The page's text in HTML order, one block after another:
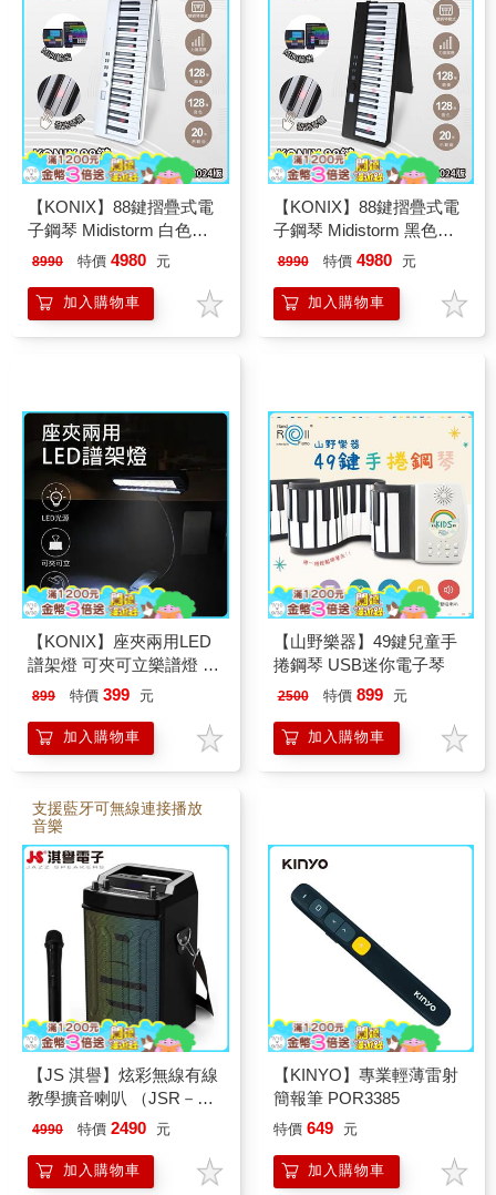
【KONIX】88鍵摺疊式電
子鋼琴 Midistorm 白色款
LED智慧燈光學習 可攜式
鍵盤魔光琴
8990 特價 4980 元
加入購物車
【KONIX】88鍵摺疊式電
子鋼琴 Midistorm 黑色款
LED智慧燈光學習 可攜式
鍵盤魔光琴
8990 特價 4980 元
加入購物車
【KONIX】座夾兩用LED
譜架燈 可夾可立樂譜燈 可
調彎管琴譜燈
899 特價 399 元
加入購物車
【山野樂器】49鍵兒童手
捲鋼琴 USB迷你電子琴
2500 特價 899 元
加入購物車
支援藍牙可無線連接播放
音樂
【JS 淇譽】炫彩無線有線
教學擴音喇叭 （JSR－
10）
4990 特價 2490 元
加入購物車
【KINYO】專業輕薄雷射
簡報筆 POR3385
特價 649 元
加入購物車